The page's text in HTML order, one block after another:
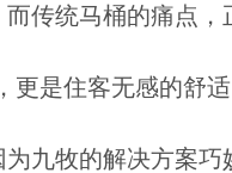
统马桶的痛点，
是住客无感的舒适
牧的解决方案巧